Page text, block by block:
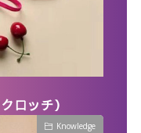
ロッチ）
Knowledge